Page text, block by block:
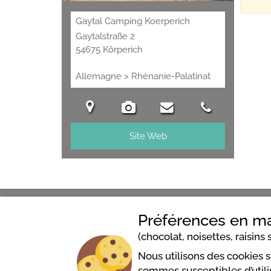
Gaytal Camping Koerperich
Gaytalstraße 2
54675 Körperich
Allemagne > Rhénanie-Palatinat
Site Web
Gaytal Camping Koerperich
Gaytalstraße 2
54675 Körperich
Préférences en
(chocolat, noisettes, raisins
Nous utilisons des cookies